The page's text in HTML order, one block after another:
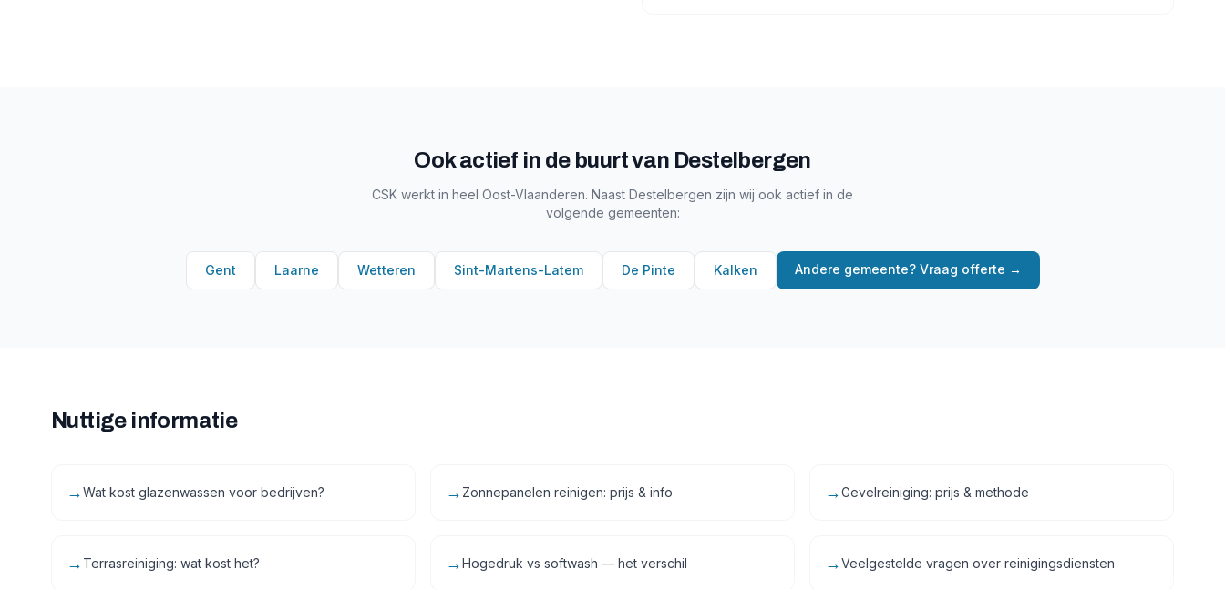
Ook actief in de buurt van Destelbergen
CSK werkt in heel Oost-Vlaanderen. Naast Destelbergen zijn wij ook actief in de
volgende gemeenten:
Gent Laarne Wetteren Sint-Martens-Latem De Pinte Kalken Andere gemeente? Vraag offerte →
Nuttige informatie
→Wat kost glazenwassen voor bedrijven? → Zonnepanelen reinigen: prijs & info →Gevelreiniging: prijs & methode
→ Terrasreiniging: wat kost het? →Hogedruk vs softwash — het verschil →Veelgestelde vragen over reinigingsdiensten